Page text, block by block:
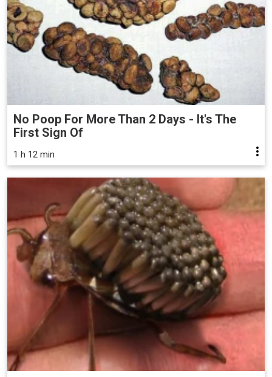
No Poop For More Than 2 Days - It's The
First Sign Of
1 h 12 min